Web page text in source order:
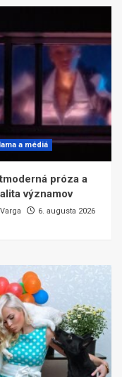
a médiá
próza a
významov
Varga
6. augusta 2026